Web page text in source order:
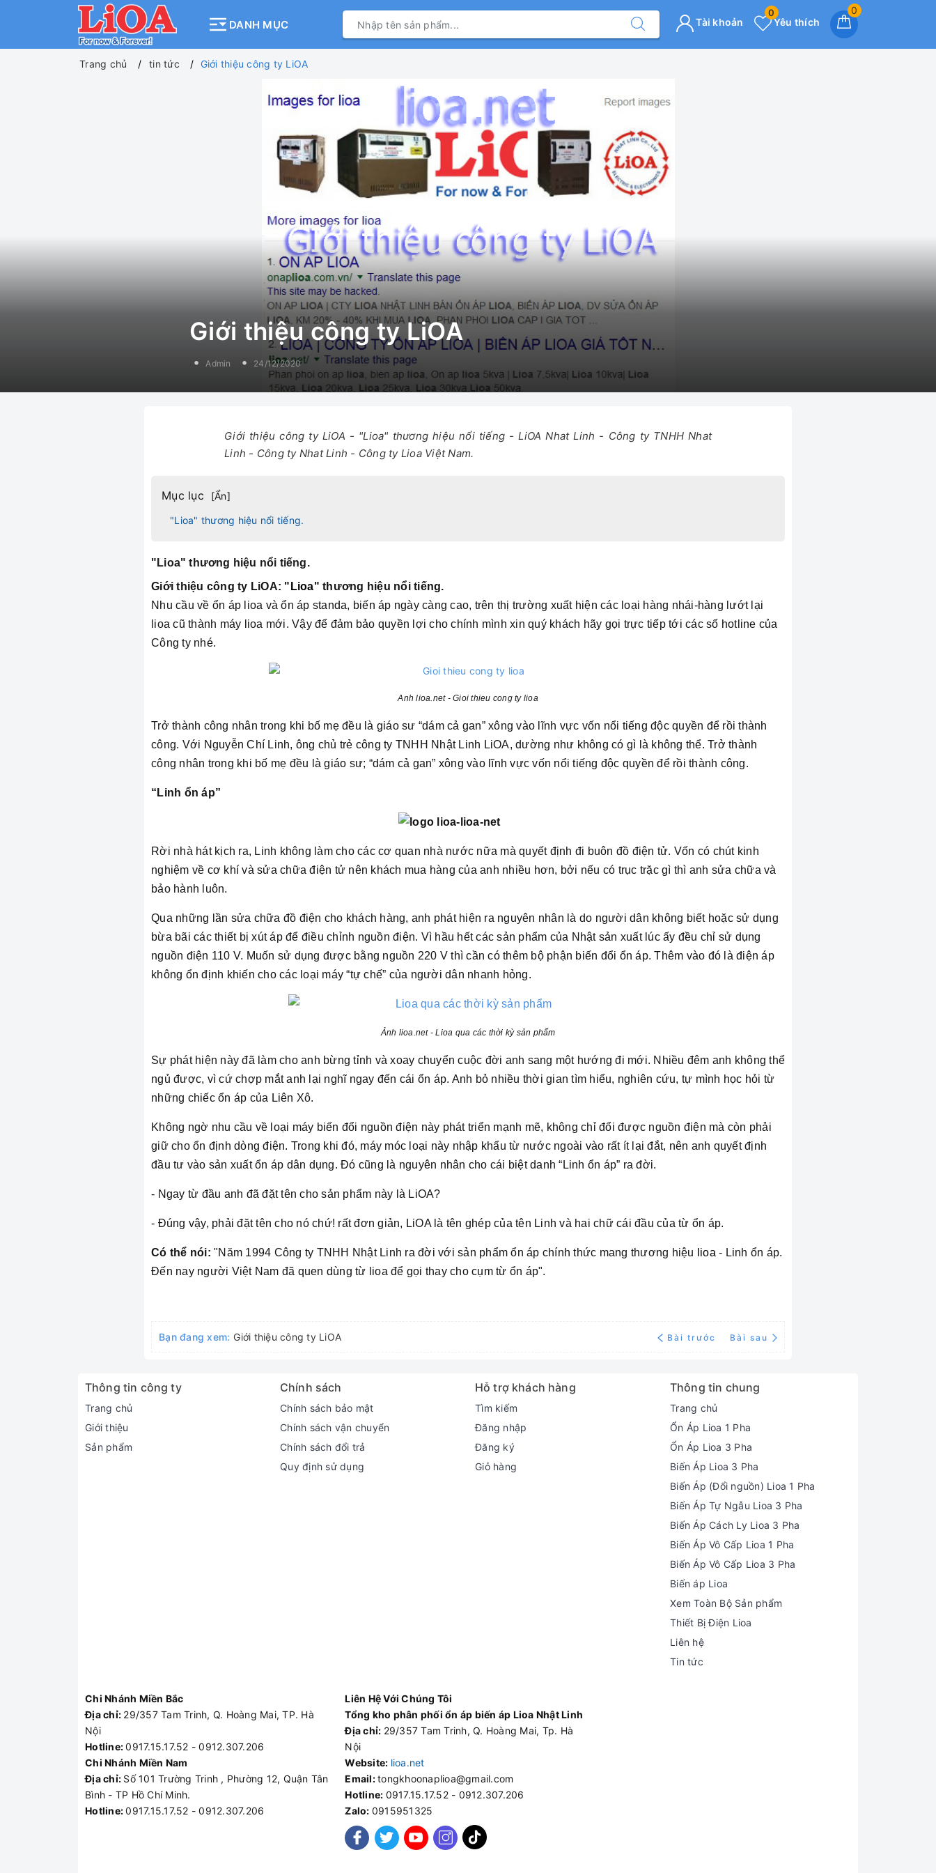
DANH MỤC
0
Yêu thích
0
Tài khoản
Trang chủ tin tức Giới thiệu công ty LiOA
Giới thiệu công ty LiOA
Admin 24/12/2020
Giới thiệu công ty LiOA - "Lioa" thương hiệu nổi tiếng - LiOA Nhat Linh - Công ty TNHH Nhat
Linh - Công ty Nhat Linh - Công ty Lioa Việt Nam.
Mục lục [Ẩn]
"Lioa" thương hiệu nổi tiếng.
"Lioa" thương hiệu nổi tiếng.
Giới thiệu công ty LiOA: " Lioa" thương hiệu nổi tiếng.
Nhu cầu về ổn áp lioa và ổn áp standa, biến áp ngày càng cao, trên thị trường xuất hiện các loại hàng nhái-hàng lướt lại
lioa cũ thành máy lioa mới. Vậy để đảm bảo quyền lợi cho chính mình xin quý khách hãy gọi trực tiếp tới các số hotline của
Công ty nhé.
Anh lioa.net - Gioi thieu cong ty lioa
Trở thành công nhân trong khi bố mẹ đều là giáo sư “dám cả gan” xông vào lĩnh vực vốn nổi tiếng độc quyền để rồi thành
công. Với Nguyễn Chí Linh, ông chủ trẻ công ty TNHH Nhật Linh LiOA, dường như không có gì là không thể. Trở thành
công nhân trong khi bố mẹ đều là giáo sư; “dám cả gan” xông vào lĩnh vực vốn nổi tiếng độc quyền để rồi thành công.
“Linh ổn áp”
Rời nhà hát kịch ra, Linh không làm cho các cơ quan nhà nước nữa mà quyết định đi buôn đồ điện tử. Vốn có chút kinh
nghiệm về cơ khí và sửa chữa điện tử nên khách mua hàng của anh nhiều hơn, bởi nếu có trục trặc gì thì anh sửa chữa và
bảo hành luôn.
Qua những lần sửa chữa đồ điện cho khách hàng, anh phát hiện ra nguyên nhân là do người dân không biết hoặc sử dụng
bừa bãi các thiết bị xút áp để điều chỉnh nguồn điện. Vì hầu hết các sản phẩm của Nhật sản xuất lúc ấy đều chỉ sử dụng
nguồn điện 110 V. Muốn sử dụng được bằng nguồn 220 V thì cần có thêm bộ phận biến đổi ổn áp. Thêm vào đó là điện áp
không ổn định khiến cho các loại máy “tự chế” của người dân nhanh hỏng.
Ảnh lioa.net - Lioa qua các thời kỳ sản phẩm
Sự phát hiện này đã làm cho anh bừng tỉnh và xoay chuyển cuộc đời anh sang một hướng đi mới. Nhiều đêm anh không thể
ngủ được, vì cứ chợp mắt anh lại nghĩ ngay đến cái ổn áp. Anh bỏ nhiều thời gian tìm hiểu, nghiên cứu, tự mình học hỏi từ
những chiếc ổn áp của Liên Xô.
Không ngờ nhu cầu về loại máy biến đổi nguồn điện này phát triển mạnh mẽ, không chỉ đổi được nguồn điện mà còn phải
giữ cho ổn định dòng điện. Trong khi đó, máy móc loại này nhập khẩu từ nước ngoài vào rất ít lại đắt, nên anh quyết định
đầu tư vào sản xuất ổn áp dân dụng. Đó cũng là nguyên nhân cho cái biệt danh “Linh ổn áp” ra đời.
- Ngay từ đầu anh đã đặt tên cho sản phẩm này là LiOA?
- Đúng vậy, phải đặt tên cho nó chứ! rất đơn giản, LiOA là tên ghép của tên Linh và hai chữ cái đầu của từ ổn áp.
Có thể nói: "Năm 1994 Công ty TNHH Nhật Linh ra đời với sản phẩm ổn áp chính thức mang thương hiệu lioa - Linh ổn áp.
Đến nay người Việt Nam đã quen dùng từ lioa để gọi thay cho cụm từ ổn áp".
Bạn đang xem: Giới thiệu công ty LiOA Bài trước Bài sau
Thông tin công ty
Trang chủ
Giới thiệu
Sản phẩm
Chính sách
Chính sách bảo mật
Chính sách vận chuyển
Chính sách đổi trả
Quy định sử dụng
Hỗ trợ khách hàng
Tìm kiếm
Đăng nhập
Đăng ký
Giỏ hàng
Thông tin chung
Trang chủ
Ổn Áp Lioa 1 Pha
Ổn Áp Lioa 3 Pha
Biến Áp Lioa 3 Pha
Biến Áp (Đổi nguồn) Lioa 1 Pha
Biến Áp Tự Ngẫu Lioa 3 Pha
Biến Áp Cách Ly Lioa 3 Pha
Biến Áp Vô Cấp Lioa 1 Pha
Biến Áp Vô Cấp Lioa 3 Pha
Biến áp Lioa
Xem Toàn Bộ Sản phẩm
Thiết Bị Điện Lioa
Liên hệ
Tin tức
Chi Nhánh Miền Bắc
Địa chỉ: 29/357 Tam Trinh, Q. Hoàng Mai, TP. Hà
Nội
Hotline:0917.15.17.52 - 0912.307.206
Chi Nhánh Miền Nam
Địa chỉ: Số 101 Trường Trinh , Phường 12, Quận Tân
Bình - TP Hồ Chí Minh.
Hotline:0917.15.17.52 - 0912.307.206
Liên Hệ Với Chúng Tôi
Tổng kho phân phối ổn áp biến áp Lioa Nhật Linh
Địa chỉ: 29/357 Tam Trinh, Q. Hoàng Mai, Tp. Hà
Nội
Website: lioa.net
Email:tongkhoonaplioa@gmail.com
Hotline: 0917.15.17.52 - 0912.307.206
Zalo: 0915951325